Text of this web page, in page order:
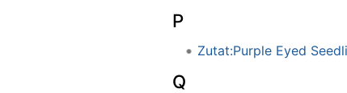
P
Zutat:Purple Eyed
Q